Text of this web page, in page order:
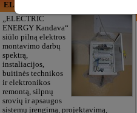
ELECTRIC ENERGY
„ELECTRIC
ENERGY Kandava“
siūlo pilną elektros
montavimo darbų
spektrą,
instaliacijos,
buitinės technikos
ir elektronikos
remontą, silpnų
srovių ir apsaugos
sistemų įrengimą, projektavimą,